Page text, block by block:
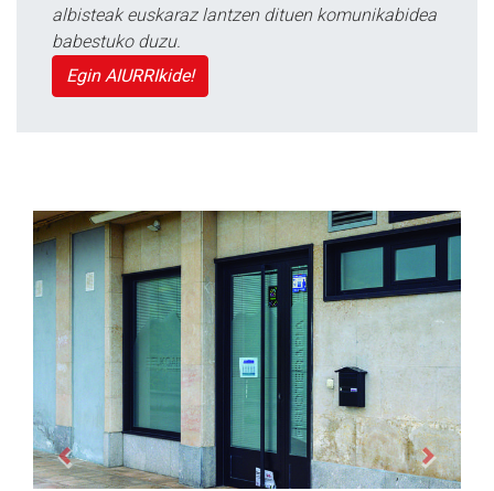
albisteak euskaraz lantzen dituen komunikabidea
babestuko duzu.
Egin AIURRIkide!
Previous Next